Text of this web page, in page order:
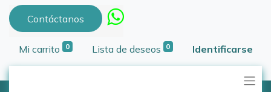
Contáctanos
Mi carrito 0 Lista de deseos 0 Identificarse